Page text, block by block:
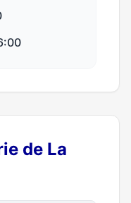
de La